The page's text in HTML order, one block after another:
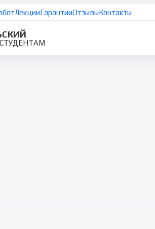
ЛекцииГарантииОтзывыКонтакты